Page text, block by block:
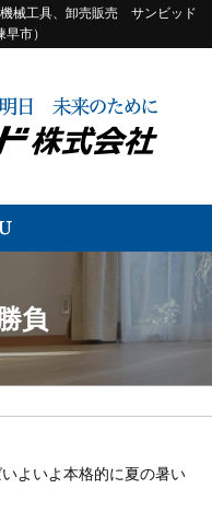
械工具、卸売販売 サンビッド
市）
負
よいよ本格的に夏の暑い